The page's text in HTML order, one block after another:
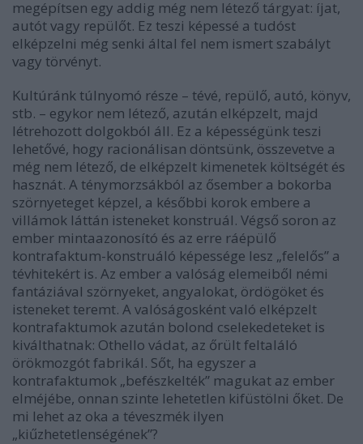
megépítsen egy addig még nem létező tárgyat: íjat,
autót vagy repülőt. Ez teszi képessé a tudóst
elképzelni még senki által fel nem ismert szabályt
vagy törvényt.
Kultúránk túlnyomó része – tévé, repülő, autó, könyv,
stb. – egykor nem létező, azután elképzelt, majd
létrehozott dolgokból áll. Ez a képességünk teszi
lehetővé, hogy racionálisan döntsünk, összevetve a
még nem létező, de elképzelt kimenetek költségét és
hasznát. A ténymorzsákból az ősember a bokorba
szörnyeteget képzel, a későbbi korok embere a
villámok láttán isteneket konstruál. Végső soron az
ember mintaazonosító és az erre ráépülő
kontrafaktum-konstruáló képessége lesz „felelős” a
tévhitekért is. Az ember a valóság elemeiből némi
fantáziával szörnyeket, angyalokat, ördögöket és
isteneket teremt. A valóságosként való elképzelt
kontrafaktumok azután bolond cselekedeteket is
kiválthatnak: Othello vádat, az őrült feltaláló
örökmozgót fabrikál. Sőt, ha egyszer a
kontrafaktumok „befészkelték” magukat az ember
elméjébe, onnan szinte lehetetlen kifüstölni őket. De
mi lehet az oka a téveszmék ilyen
„kiűzhetetlenségének”?